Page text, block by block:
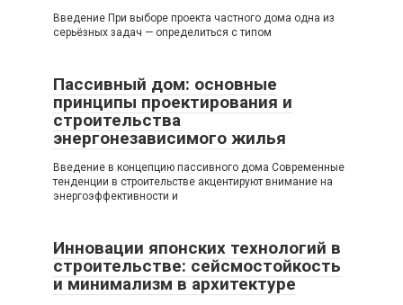
Введение При выборе проекта частного дома одна из
серьёзных задач — определиться с типом
Пассивный дом: основные
принципы проектирования и
строительства
энергонезависимого жилья
Введение в концепцию пассивного дома Современные
тенденции в строительстве акцентируют внимание на
энергоэффективности и
Инновации японских технологий в
строительстве: сейсмостойкость
и минимализм в архитектуре